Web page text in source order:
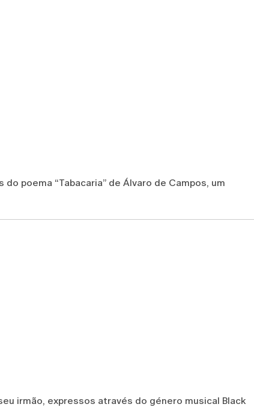
poema “Tabacaria” de Álvaro de Campos, um
irmão, expressos através do género musical Black